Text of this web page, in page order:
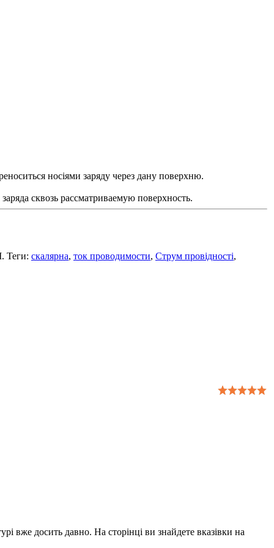
носіями заряду через дану поверхню.
сквозь рассматриваемую поверхность.
Теги: скалярна, ток проводимости, Струм провідності,
вже досить давно. На сторінці ви знайдете вказівки на